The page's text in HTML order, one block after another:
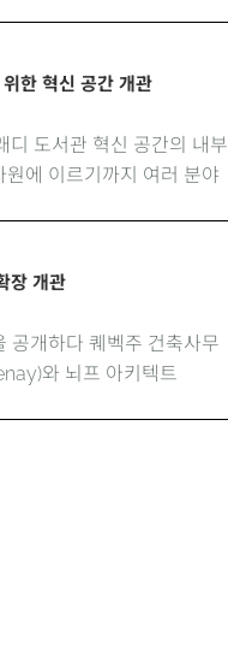
한 혁신 공간 개관
디 도서관 혁신 공간의 내부
에 이르기까지 여러 분야
장 개관
공개하다 퀘벡주 건축사무
와 뇌프 아키텍트